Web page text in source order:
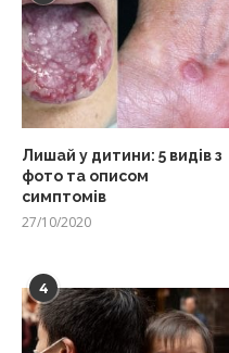
Лишай у дитини: 5 видів з
фото та описом
симптомів
27/10/2020
4